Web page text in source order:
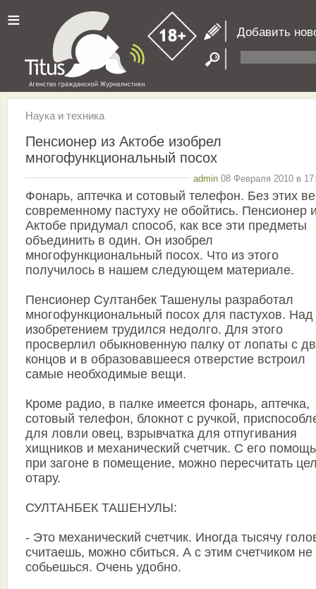
≡ Добавить
Наука и техника
Пенсионер из Актобе изобрел
многофункциональный посох
admin 08 Февраля 2010 в
Фонарь, аптечка и сотовый телефон. Без этих
современному пастуху не обойтись. Пенсионер
Актобе придумал способ, как все эти предметы
объединить в один. Он изобрел
многофункциональный посох. Что из этого
получилось в нашем следующем материале.
Пенсионер Султанбек Ташенулы разработал
многофункциональный посох для пастухов. Над
изобретением трудился недолго. Для этого
просверлил обыкновенную палку от лопаты с
концов и в образовавшееся отверстие встроил
самые необходимые вещи.
Кроме радио, в палке имеется фонарь, аптечка,
сотовый телефон, блокнот с ручкой,
для ловли овец, взрывчатка для отпугивания
хищников и механический счетчик. С его
при загоне в помещение, можно пересчитать
отару.
СУЛТАНБЕК ТАШЕНУЛЫ:
- Это механический счетчик. Иногда тысячу
считаешь, можно сбиться. А с этим счетчиком не
собьешься. Очень удобно.